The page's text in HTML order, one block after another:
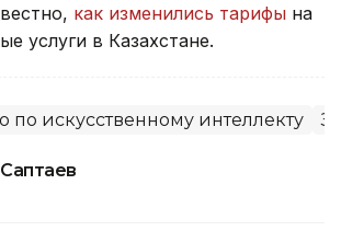
как изменились тарифы на
услуги в Казахстане.
по искусственному интеллекту